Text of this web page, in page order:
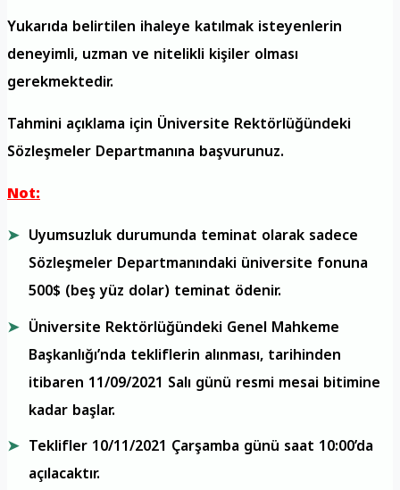
Yukarıda belirtilen ihaleye katılmak isteyenlerin
deneyimli, uzman ve nitelikli kişiler olması
gerekmektedir.
Tahmini açıklama için Üniversite Rektörlüğündeki
Sözleşmeler Departmanına başvurunuz.
Not:
Uyumsuzluk durumunda teminat olarak sadece
Sözleşmeler Departmanındaki üniversite fonuna
500$ (beş yüz dolar) teminat ödenir.
Üniversite Rektörlüğündeki Genel Mahkeme
Başkanlığı’nda tekliflerin alınması, tarihinden
itibaren 11/09/2021 Salı günü resmi mesai bitimine
kadar başlar.
Teklifler 10/11/2021 Çarşamba günü saat 10:00’da
açılacaktır.